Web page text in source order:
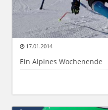
17.01.2014
Ein Alpines Wochenende